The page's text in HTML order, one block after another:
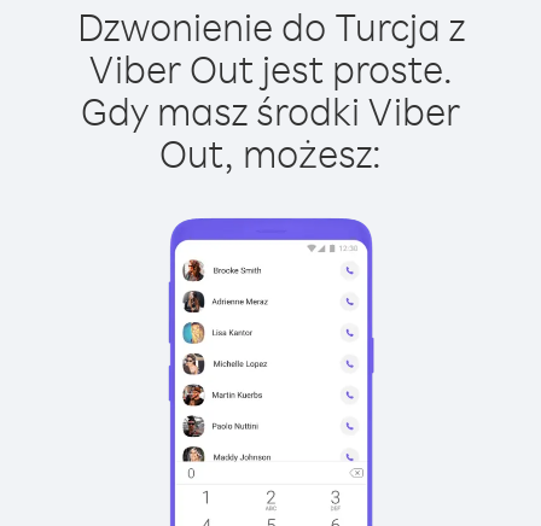
Dzwonienie do Turcja z
Viber Out jest proste.
Gdy masz środki Viber
Out, możesz: